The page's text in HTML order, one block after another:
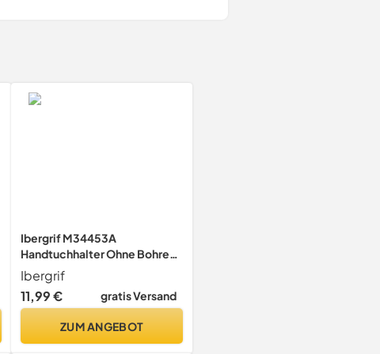
Ibergrif M34453A
Handtuchhalter Ohne Bohren,
39cm 304 Edelstahl,
Selbstklebend,
Handtuchstange zum Kleben
für
Badezimmer/Küchenzubehör
, Silber
Ibergrif
11,99 €
gratis Versand
ZUM ANGEBOT